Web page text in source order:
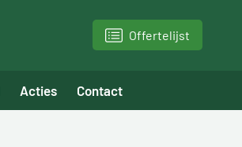
Offertelijst
Acties Contact